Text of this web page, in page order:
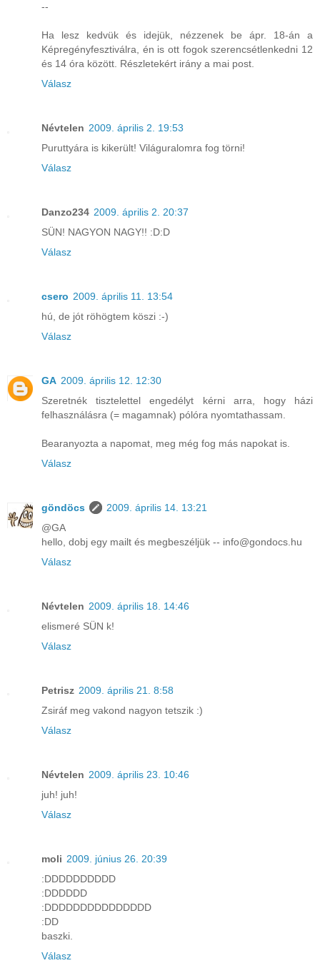
--
Ha lesz kedvük és idejük, nézzenek be ápr. 18-án a
Képregényfesztiválra, én is ott fogok szerencsétlenkedni 12
és 14 óra között. Részletekért irány a mai post.
Válasz
Névtelen 2009. április 2. 19:53
Puruttyára is kikerült! Világuralomra fog törni!
Válasz
Danzo234 2009. április 2. 20:37
SÜN! NAGYON NAGY!! :D:D
Válasz
csero 2009. április 11. 13:54
hú, de jót röhögtem köszi :-)
Válasz
GA 2009. április 12. 12:30
Szeretnék tisztelettel engedélyt kérni arra, hogy házi
felhasználásra (= magamnak) pólóra nyomtathassam.
Bearanyozta a napomat, meg még fog más napokat is.
Válasz
göndöcs
2009. április 14. 13:21
@GA
hello, dobj egy mailt és megbeszéljük -- info@gondocs.hu
Válasz
Névtelen 2009. április 18. 14:46
elismeré SÜN k!
Válasz
Petrisz 2009. április 21. 8:58
Zsiráf meg vakond nagyon tetszik :)
Válasz
Névtelen 2009. április 23. 10:46
juh! juh!
Válasz
moli 2009. június 26. 20:39
:DDDDDDDDDD
:DDDDDD
:DDDDDDDDDDDDDDD
:DD
baszki.
Válasz